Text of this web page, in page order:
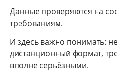
Данные проверяются на
требованиям.
И здесь важно понимать:
дистанционный формат,
вполне серьёзными.